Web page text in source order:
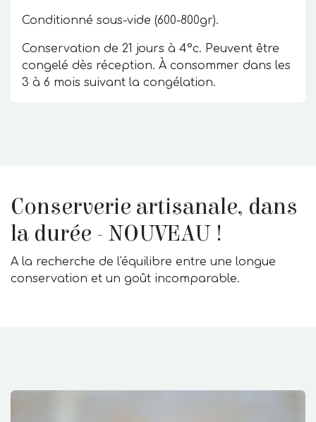
Conditionné sous-vide (600-800gr).
Conservation de 21 jours à 4°c. Peuvent être
congelé dès réception. À consommer dans les
3 à 6 mois suivant la congélation.
Conserverie artisanale, dans
la durée - NOUVEAU !
A la recherche de l'équilibre entre une longue
conservation et un goût incomparable.